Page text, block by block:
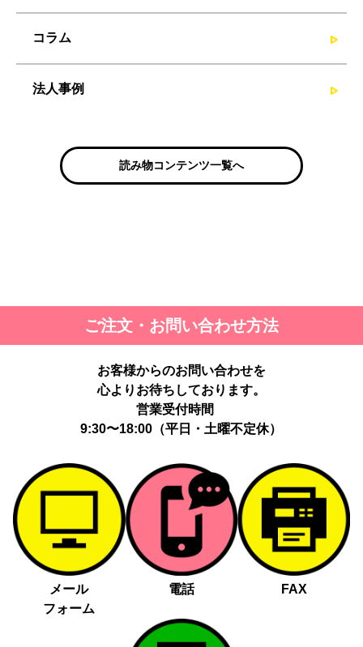
コラム
法人事例
読み物コンテンツ一覧へ
ご注文・お問い合わせ方法
お客様からのお問い合わせを
心よりお待ちしております。
営業受付時間
9:30〜18:00（平日・土曜不定休）
メール
フォーム
電話 FAX